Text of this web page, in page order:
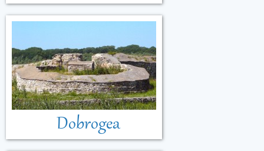
Dobrogea